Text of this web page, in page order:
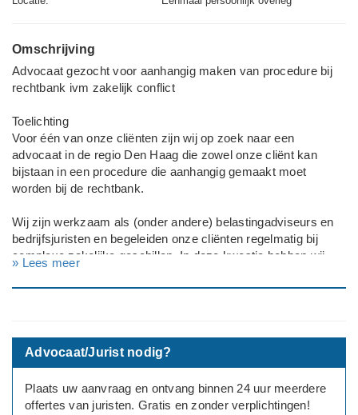
Omschrijving
Advocaat gezocht voor aanhangig maken van procedure bij
rechtbank ivm zakelijk conflict
Toelichting
Voor één van onze cliënten zijn wij op zoek naar een
advocaat in de regio Den Haag die zowel onze cliënt kan
bijstaan in een procedure die aanhangig gemaakt moet
worden bij de rechtbank.
Wij zijn werkzaam als (onder andere) belastingadviseurs en
bedrijfsjuristen en begeleiden onze cliënten regelmatig bij
complexe zakelijke geschillen. In deze kwestie hebben wij
volledige voorbereidende traject verzorgd.
beëindiging van een samenwerking. Het financiële belang
bedraagt naar verwachting tussen de € 40.000 en € 65.000.
gesteld en meerdere malen geprobeerd om tot een minnelijke
regeling te komen. Op 8 mei jl. hebben wij de gemachtigde
» Lees meer
Advocaat/Jurist nodig?
Plaats uw aanvraag en ontvang binnen 24 uur meerdere
offertes van juristen. Gratis en zonder verplichtingen!